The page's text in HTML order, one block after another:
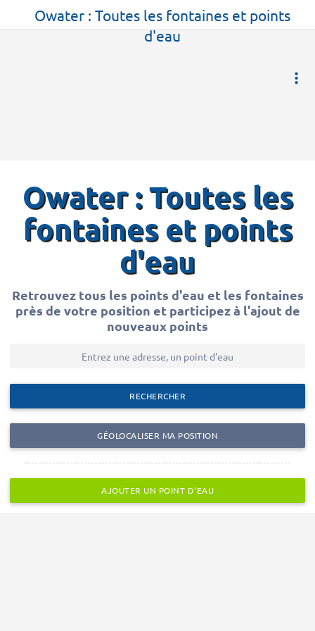
Owater : Toutes les fontaines et points
d'eau
Owater : Toutes les
fontaines et points
d'eau
Retrouvez tous les points d'eau et les fontaines
près de votre position et participez à l'ajout de
nouveaux points
RECHERCHER
GÉOLOCALISER MA POSITION
AJOUTER UN POINT D'EAU